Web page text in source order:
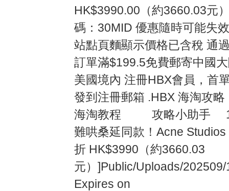
HK$3990.00（約3660.03元
碼：30MID 優惠隨時可能失
站點頁麵顯示價格已含稅 通
訂單滿$199.5免費郵寄中國
美國境內 注冊HBX會員，首
發到注冊郵箱 .HBX 海淘攻
海淘教程 攻略小助手 1
難哄桑延同款！Acne
折 HK$3990（約3660.03
元）]Public/Uploads/
Expires on